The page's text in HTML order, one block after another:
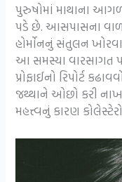
પુરુષોમાં માથાના
પડે છે. આસપાસના વાળ
હોર્મોનનું સંતુલન
આ સમસ્યા વારસાગત
પ્રોફાઈનો રિપોર્ટ
જથ્થાને ઓછો કરી
મહત્ત્વનું કારણ